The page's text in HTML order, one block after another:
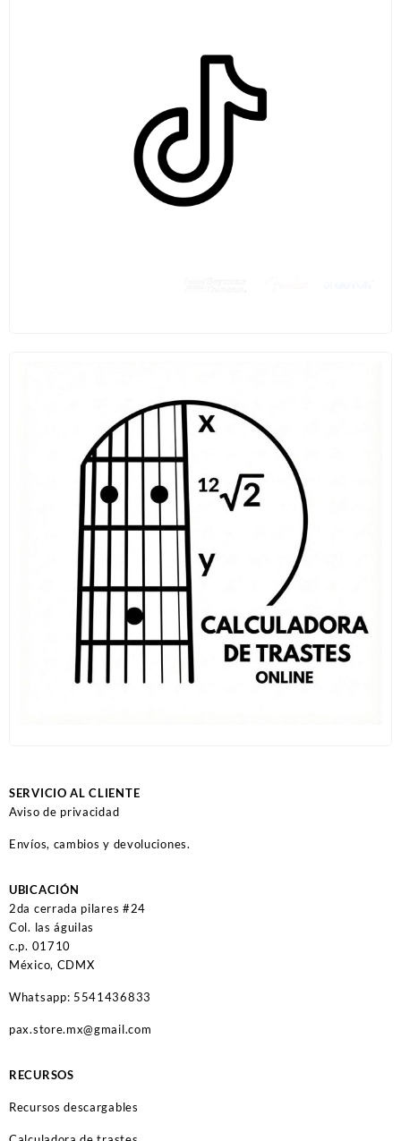
SERVICIO AL CLIENTE
Aviso de privacidad
Envíos, cambios y devoluciones.
UBICACIÓN
2da cerrada pilares #24
Col. las águilas
c.p. 01710
México, CDMX
Whatsapp: 5541436833
pax.store.mx@gmail.com
RECURSOS
Recursos descargables